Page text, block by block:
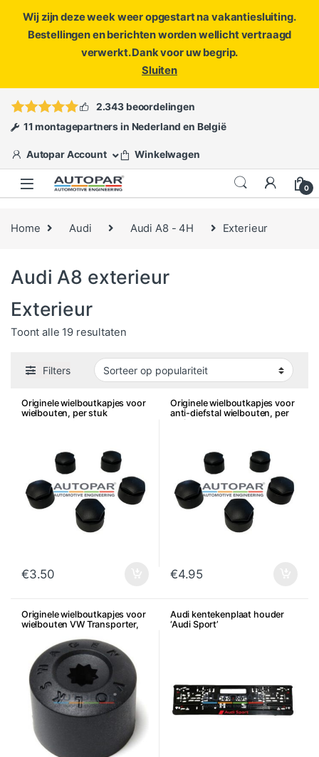
Wij zijn deze week weer opgestart na vakantiesluiting.
Bestellingen en berichten worden wellicht vertraagd
verwerkt. Dank voor uw begrip.
Sluiten
ofopen een ticket
2.343 beoordelingen
11 montagepartners in Nederland en België
Autopar Account Winkelwagen
0
Home Audi Audi A8 - 4H Exterieur
Audi A8 exterieur
Exterieur
Toont alle 19 resultatenGesorteerd op populariteit
Filters
Originele wielboutkapjes voor
wielbouten, per stuk
€3.50
Originele wielboutkapjes voor
anti-diefstal wielbouten, per
stuk
€4.95
Originele wielboutkapjes voor
wielbouten VW Transporter,
Audi kentekenplaat houder
‘Audi Sport’